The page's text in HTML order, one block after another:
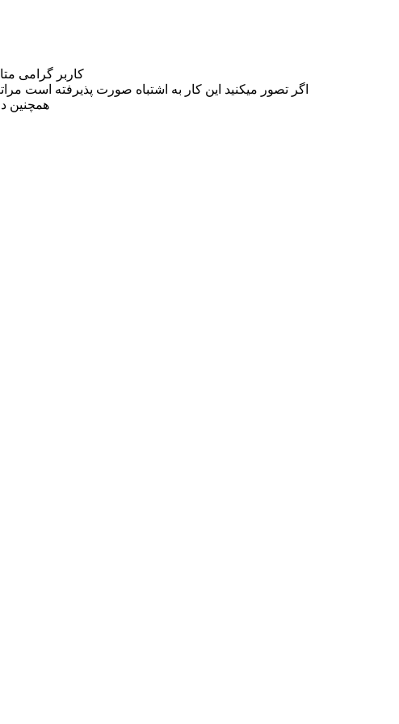
کاربر گرامی
اگر تصور میکنید این کار به اشتباه صورت پذیرفته است مراتب این مسئله را
همچنین